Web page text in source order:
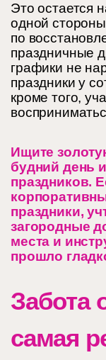
Это остается
одной
по
праздничные
графики не
праздники у
кроме того,
Ищите
будний день
праздников.
праздники,
загородные
места и
прошло
Забота
самая